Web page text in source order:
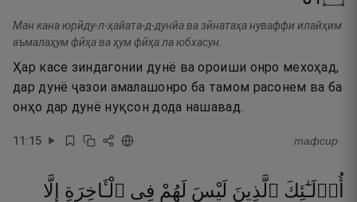
Ман кана юрӣду-л-ҳайата-д-дунйа ва зӣнатаҳа нуваффи илайҳим
аъмалаҳум фӣҳа ва ҳум фӣҳа ла юбхасун.
Ҳар касе зиндагонии дунё ва ороиши онро мехоҳад,
дар дунё ҷазои амалашонро ба тамом расонем ва ба
онҳо дар дунё нуқсон дода нашавад.
11:15 тафсир
أُو۟لَـٰٓئِكَ ٱلَّذِينَ لَيْسَ لَهُمْ فِى ٱلْـَٔاخِرَةِ
إِلَّا